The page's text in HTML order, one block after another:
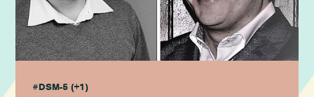
#DSM-5(+1)